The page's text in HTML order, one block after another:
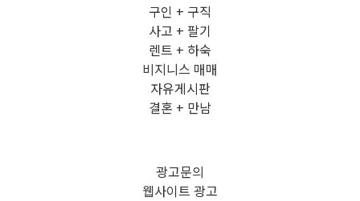
구인 + 구직
사고 + 팔기
렌트 + 하숙
비지니스 매매
자유게시판
결혼 + 만남
광고문의
웹사이트 광고